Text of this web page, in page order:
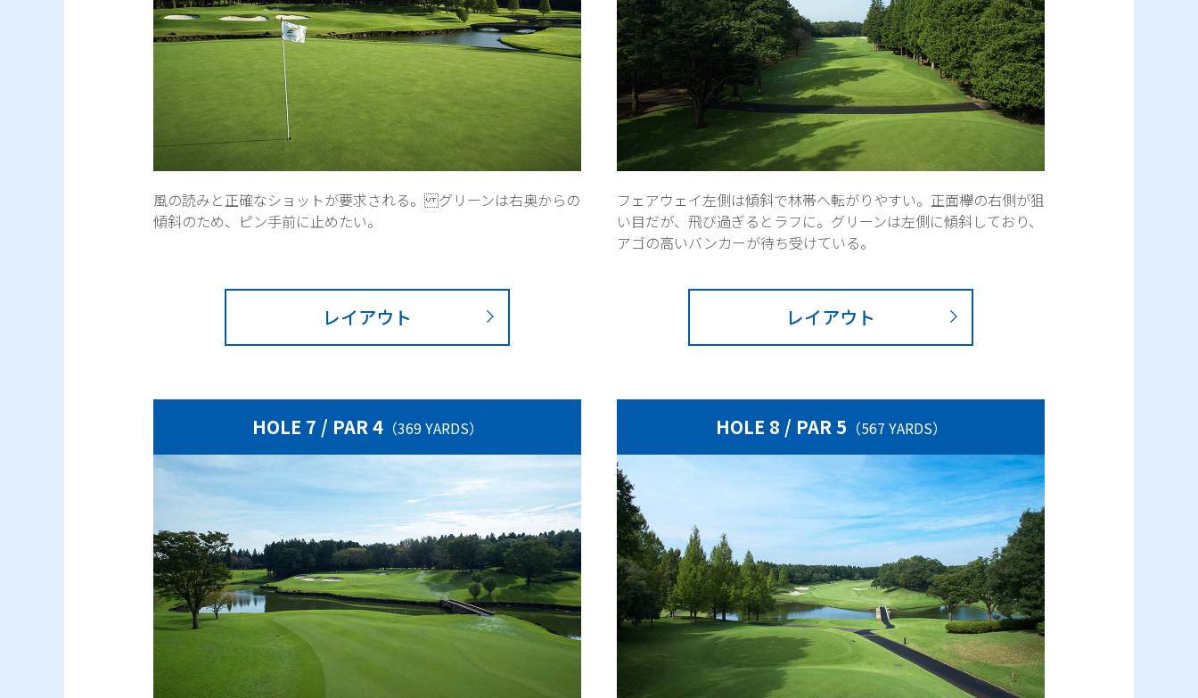
風の読みと正確なショットが要求される。 グリーンは右奥からの
傾斜のため、ピン手前に止めたい。
レイアウト
フェアウェイ左側は傾斜で林帯へ転がりやすい。正面欅の右側が狙
い目だが、飛び過ぎるとラフに。グリーンは左側に傾斜しており、
アゴの高いバンカーが待ち受けている。
レイアウト
HOLE 7 / PAR 4（369 YARDS） HOLE 8 / PAR 5 （567 YARDS）